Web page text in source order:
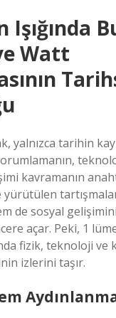
Işığında
Watt
yalnızca tarihin
kavramanın
de sosyal
açar. Peki, 1
fizik, teknoloji ve
izlerini taşır.
Aydınlanma